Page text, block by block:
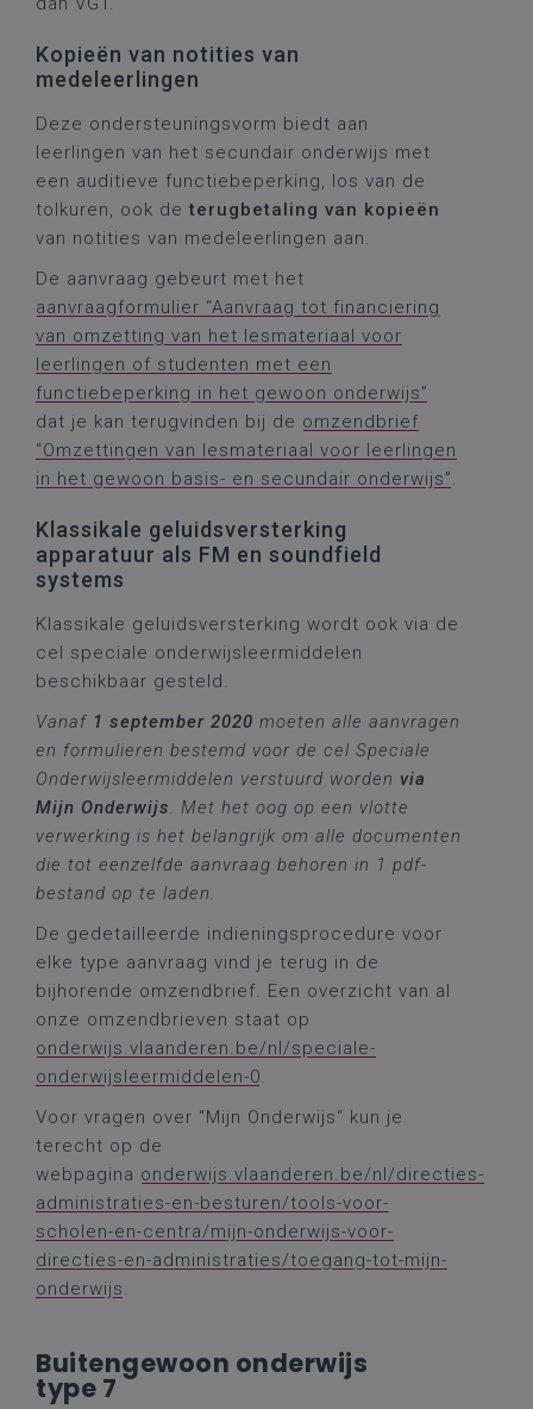
Kopieën van notities van
medeleerlingen
Deze ondersteuningsvorm biedt aan
leerlingen van het secundair onderwijs met
een auditieve functiebeperking, los van de
tolkuren, ook deterugbetaling van kopieën
van notities van medeleerlingen aan.
De aanvraag gebeurt met het
aanvraagformulier “Aanvraag tot financiering
van omzetting van het lesmateriaal voor
leerlingen of studenten met een
functiebeperking in het gewoon onderwijs”
dat je kan terugvinden bij de omzendbrief
“Omzettingen van lesmateriaal voor leerlingen
in het gewoon basis- en secundair onderwijs”.
Klassikale geluidsversterking
apparatuur als FM en soundfield
systems
Klassikale geluidsversterking wordt ook via de
cel speciale onderwijsleermiddelen
beschikbaar gesteld.
Vanaf 1 september 2020 moeten alle aanvragen
en formulieren bestemd voor de cel Speciale
Onderwijsleermiddelen verstuurd worden via
Mijn Onderwijs. Met het oog op een vlotte
verwerking is het belangrijk om alle documenten
die tot eenzelfde aanvraag behoren in 1 pdf-
bestand op te laden.
De gedetailleerde indieningsprocedure voor
elke type aanvraag vind je terug in de
bijhorende omzendbrief. Een overzicht van al
onze omzendbrieven staat op
onderwijs.vlaanderen.be/nl/speciale-
onderwijsleermiddelen-0.
Voor vragen over “Mijn Onderwijs“ kun je
terecht op de
webpagina onderwijs.vlaanderen.be/nl/directies-
administraties-en-besturen/tools-voor-
scholen-en-centra/mijn-onderwijs-voor-
directies-en-administraties/toegang-tot-mijn-
onderwijs.
Buitengewoon onderwijs
type 7